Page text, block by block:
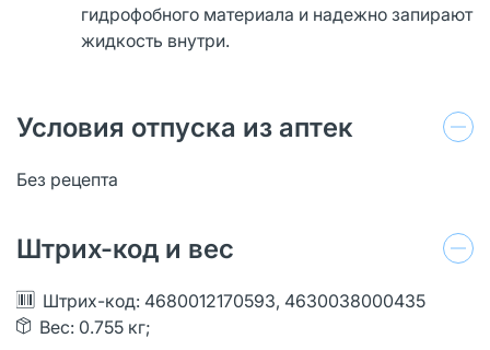
гидрофобного материала и надежно запирают
жидкость внутри.
Условия отпуска из аптек
Без рецепта
Штрих-код и вес
Штрих-код: 4680012170593, 4630038000435
Вес: 0.755 кг;